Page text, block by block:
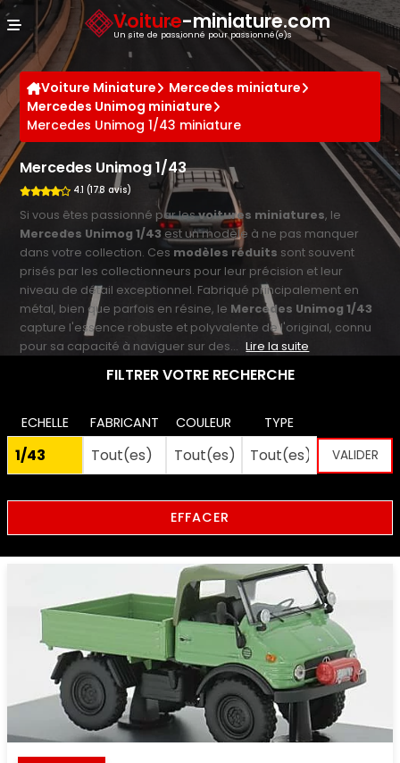
Voiture-miniature.com
Un site de passionné pour passionné(e)s
Voiture Miniature
Mercedes miniature
Mercedes Unimog miniature
Mercedes Unimog 1/43 miniature
Mercedes Unimog 1/43
4.1 (178 avis)
Si vous êtes passionné par lesvoitures miniatures, le
Mercedes Unimog 1/43est un modèle à ne pas manquer
dans votre collection. Ces modèles réduits sont souvent
prisés par les collectionneurs pour leur précision et leur
niveau de détail exceptionnel. Fabriqué principalement en
métal, bien que parfois en résine, le Mercedes Unimog 1/43
capture l'essence robuste et polyvalente de l'original, connu
pour sa capacité à naviguer sur des... Lire la suite
FILTRER VOTRE RECHERCHE
ECHELLE FABRICANT COULEUR TYPE
EFFACER
Panneau de gestion des cookies